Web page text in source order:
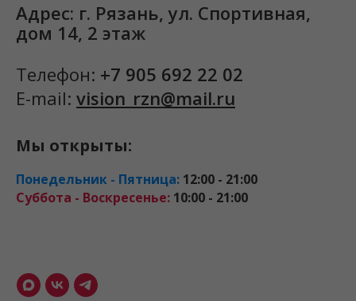
Адрес: г. Рязань, ул. Спортивная,
дом 14, 2 этаж
Телефон: +7 905 692 22 02
E-mail: vision_rzn@mail.ru
Мы открыты:
Понедельник - Пятница: 12:00 - 21:00
Суббота - Воскресенье: 10:00 - 21:00